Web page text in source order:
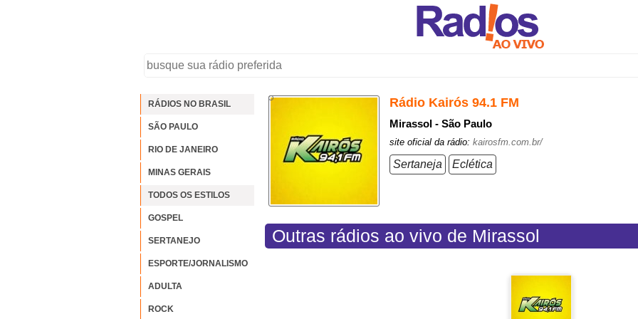
RÁDIOS NO BRASIL
SÃO PAULO
RIO DE JANEIRO
MINAS GERAIS
TODOS OS ESTILOS
GOSPEL
SERTANEJO
ESPORTE/JORNALISMO
ADULTA
ROCK
Rádio Kairós 94.1 FM
Mirassol - São Paulo
site oficial da rádio: kairosfm.com.br/
Sertaneja Eclética
Outras rádios ao vivo de Mirassol